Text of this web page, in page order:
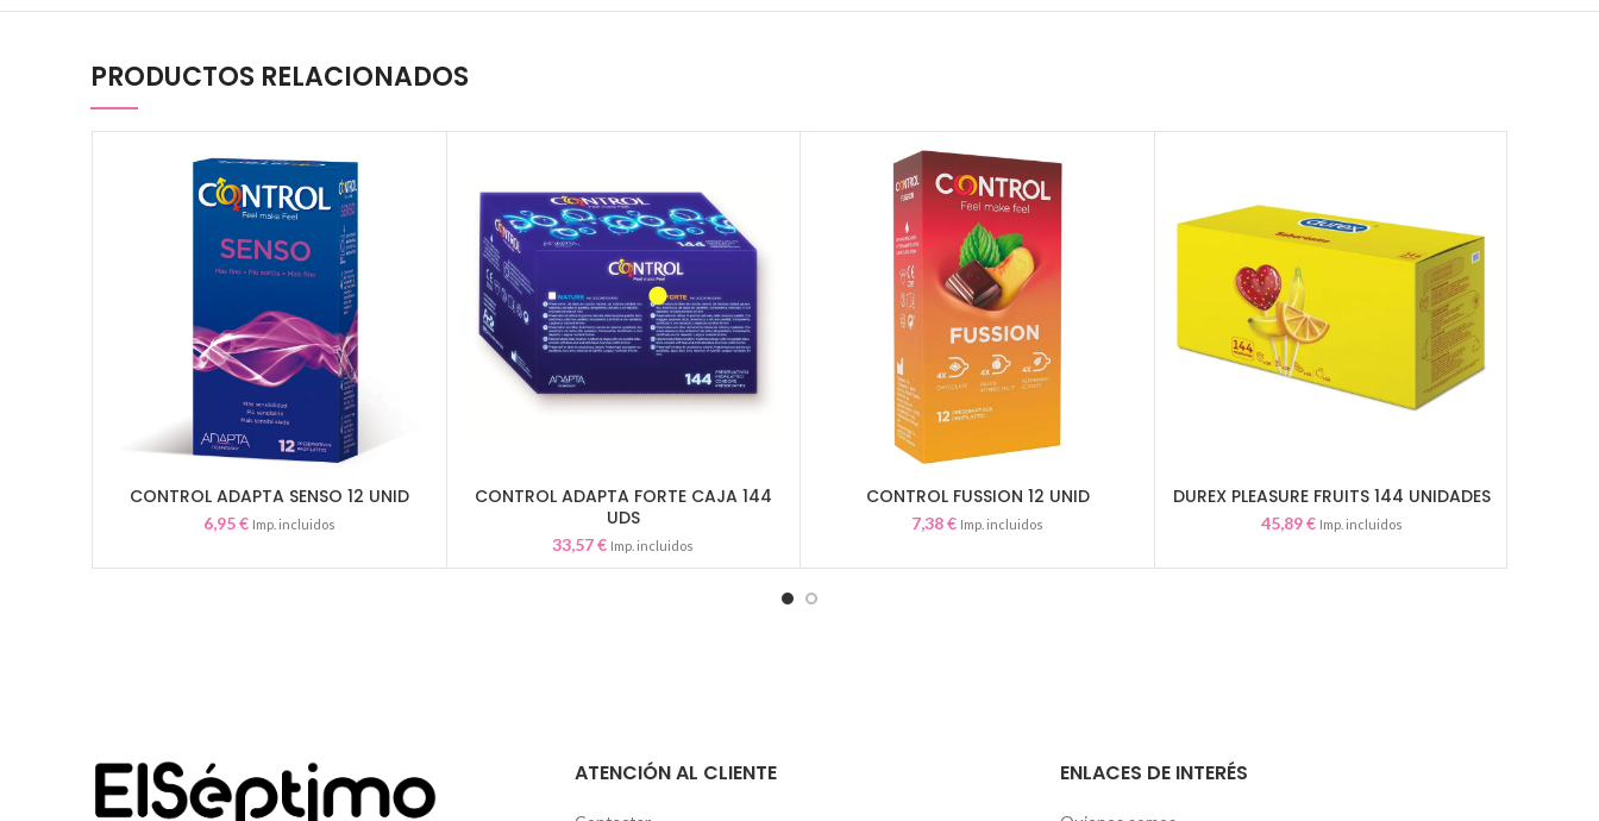
PRODUCTOS RELACIONADOS
AÑADIR AL CARRITO
CONTROL ADAPTA SENSO 12 UNID
6,95€ Imp. incluidos
AÑADIR AL CARRITO
CONTROL ADAPTA FORTE CAJA 144
UDS
33,57€ Imp. incluidos
AÑADIR AL CARRITO
CONTROL FUSSION 12 UNID
7,38€ Imp. incluidos
AÑADIR AL CARRITO
DUREX PLEASURE FRUITS 144 UNIDADES
45,89€ Imp. incluidos
ATENCIÓN AL CLIENTE ENLACES DE INTERÉS